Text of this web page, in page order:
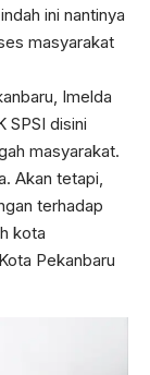
ini nantinya
masyarakat
Imelda
SPSI disini
masyarakat.
Akan tetapi,
terhadap
kota
Pekanbaru